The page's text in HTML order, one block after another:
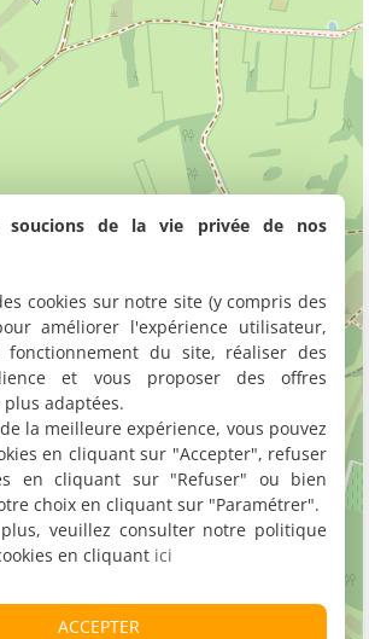
soucions de la vie privée de nos
cookies sur notre site (y compris des
améliorer l'expérience utilisateur,
du site, réaliser des
et vous proposer des offres
adaptées.
la meilleure expérience, vous pouvez
en cliquant sur "Accepter", refuser
en cliquant sur "Refuser" ou bien
choix en cliquant sur "Paramétrer".
veuillez consulter notre politique
en cliquant ici
ACCEPTER